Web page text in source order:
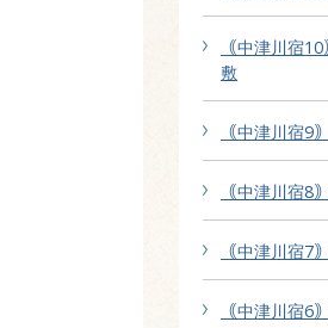
｟中津川宿
敷
｟中津川宿9
｟中津川宿8
｟中津川宿7
｟中津川宿6